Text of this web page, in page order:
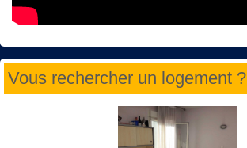
Vous rechercher un logement ?